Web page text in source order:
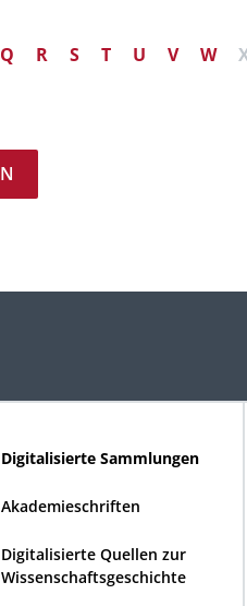
Q R S T U V W
Digitalisierte Sammlungen
Akademieschriften
Digitalisierte Quellen zur
Wissenschaftsgeschichte